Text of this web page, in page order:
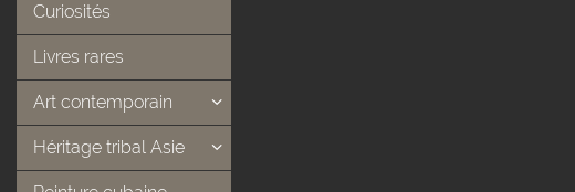
Curiosités
Livres rares
Art contemporain
Héritage tribal Asie